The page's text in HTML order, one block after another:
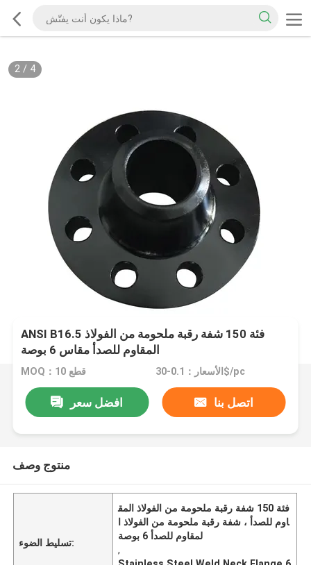
2/ 4
ANSI B16.5 فئة 150 شفة رقبة ملحومة من الفولاذ
المقاوم للصدأ مقاس 6 بوصة
MOQ：10 قطع الأسعار：0.1-30$/pc
افضل سعر اتصل بنا
منتوج وصف
تسليط الضوء:
فئة 150 شفة رقبة ملحومة من الفولاذ المق
اوم للصدأ ، شفة رقبة ملحومة من الفولاذ ا
لمقاوم للصدأ 6 بوصة
,